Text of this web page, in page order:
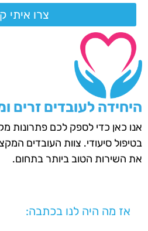
צרו איתי
היחידה לעובדים זרים
אנו כאן כדי לספק לכם פתרונות
בטיפול סיעודי. צוות העובדים
את השירות הטוב ביותר בתחום.
אז מה היה לנו בכתבה: